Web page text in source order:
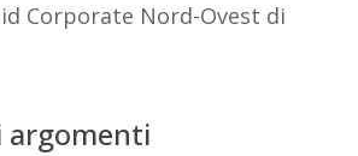
Corporate Nord-Ovest di
argomenti